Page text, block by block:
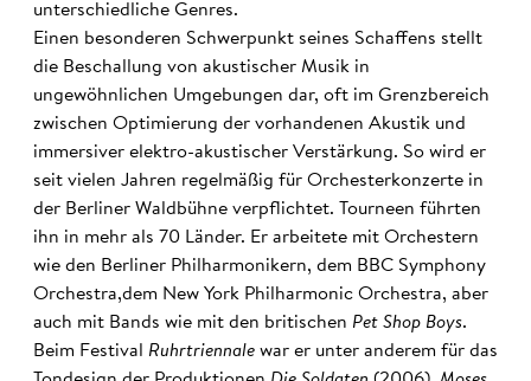
unterschiedliche Genres.
Einen besonderen Schwerpunkt seines Schaffens stellt
die Beschallung von akustischer Musik in
ungewöhnlichen Umgebungen dar, oft im Grenzbereich
zwischen Optimierung der vorhandenen Akustik und
immersiver elektro-akustischer Verstärkung. So wird er
seit vielen Jahren regelmäßig für Orchesterkonzerte in
der Berliner Waldbühne verpflichtet. Tourneen führten
ihn in mehr als 70 Länder. Er arbeitete mit Orchestern
wie den Berliner Philharmonikern, dem BBC Symphony
Orchestra,dem New York Philharmonic Orchestra, aber
auch mit Bands wie mit den britischen Pet Shop Boys.
Beim Festival Ruhrtriennale war er unter anderem für das